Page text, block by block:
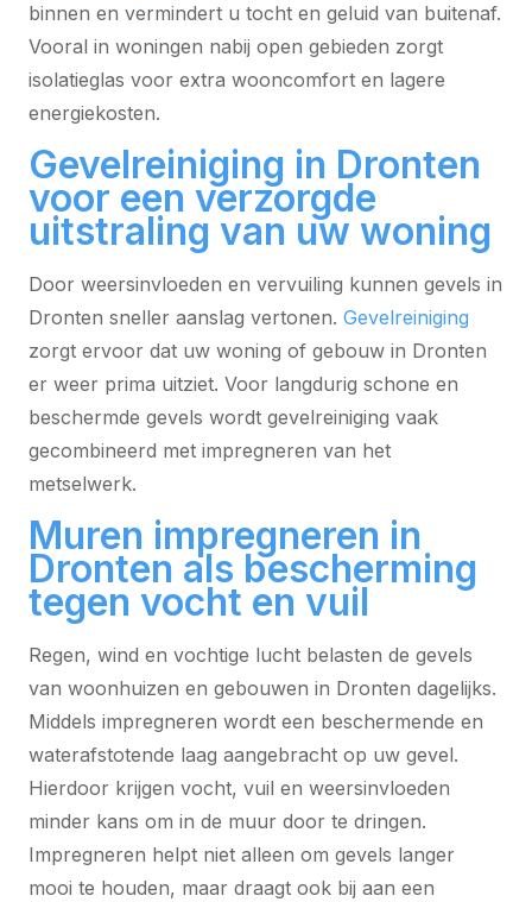
binnen en vermindert u tocht en geluid van buitenaf.
Vooral in woningen nabij open gebieden zorgt
isolatieglas voor extra wooncomfort en lagere
energiekosten.
Gevelreiniging in Dronten
voor een verzorgde
uitstraling van uw woning
Door weersinvloeden en vervuiling kunnen gevels in
Dronten sneller aanslag vertonen. Gevelreiniging
zorgt ervoor dat uw woning of gebouw in Dronten
er weer prima uitziet. Voor langdurig schone en
beschermde gevels wordt gevelreiniging vaak
gecombineerd met impregneren van het
metselwerk.
Muren impregneren in
Dronten als bescherming
tegen vocht en vuil
Regen, wind en vochtige lucht belasten de gevels
van woonhuizen en gebouwen in Dronten dagelijks.
Middels impregneren wordt een beschermende en
waterafstotende laag aangebracht op uw gevel.
Hierdoor krijgen vocht, vuil en weersinvloeden
minder kans om in de muur door te dringen.
Impregneren helpt niet alleen om gevels langer
mooi te houden, maar draagt ook bij aan een